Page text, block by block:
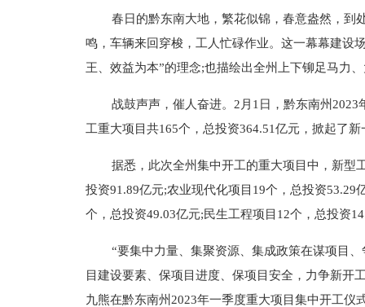
春日的黔东南大地，繁花似锦，春意盎然，到
鸣，车辆来回穿梭，工人忙碌作业。这一幕幕建设
王、效益为本”的理念;也描绘出全州上下铆足马力
战鼓声声，催人奋进。2月1日，黔东南州
工重大项目共165个，总投资364.51亿元，掀起了
据悉，此次全州集中开工的重大项目中，新型
投资91.89亿元;农业现代化项目19个，总投资
个，总投资49.03亿元;民生工程项目12个，总投资
“要集中力量、集聚资源、集成政策在谋项目
目建设要素、保项目进度、保项目安全，力争新开
九熊在黔东南州2023年一季度重大项目集中开工仪